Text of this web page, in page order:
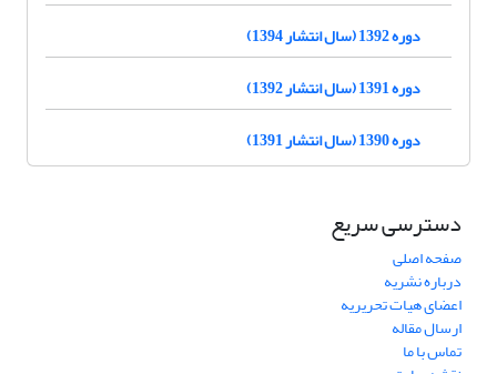
دوره 1392 (سال انتشار 1394)
دوره 1391 (سال انتشار 1392)
دوره 1390 (سال انتشار 1391)
دسترسی سریع
صفحه اصلی
درباره نشریه
اعضای هیات تحریریه
ارسال مقاله
تماس با ما